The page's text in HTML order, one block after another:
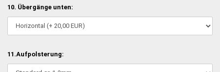
10. Übergänge unten:
11.Aufpolsterung: